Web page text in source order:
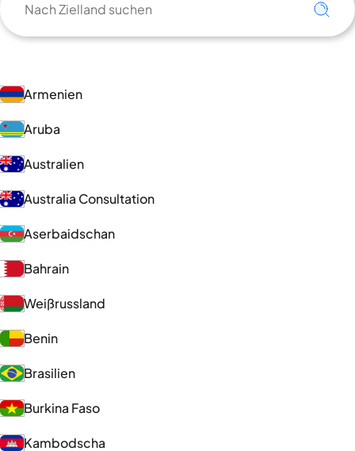
Armenien
Aruba
Australien
Australia Consultation
Aserbaidschan
Bahrain
Weißrussland
Benin
Brasilien
Burkina Faso
Kambodscha